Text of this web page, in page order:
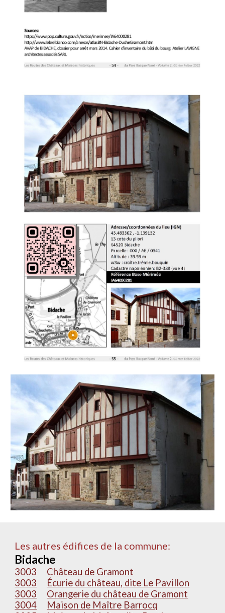
Les autres édifices de la commune:
Bidache
3003
Château de Gramont
3003
Écurie du château, dite Le Pavillon
3003
Orangerie du château de Gramont
3004
Maison de Maître Barrocq